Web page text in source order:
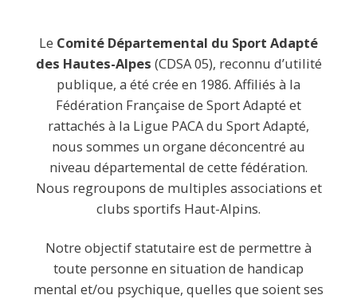
Le Comité Départemental du Sport Adapté
des Hautes-Alpes (CDSA 05), reconnu d’utilité
publique, a été crée en 1986. Affiliés à la
Fédération Française de Sport Adapté et
rattachés à la Ligue PACA du Sport Adapté,
nous sommes un organe déconcentré au
niveau départemental de cette fédération.
Nous regroupons de multiples associations et
clubs sportifs Haut-Alpins.
Notre objectif statutaire est de permettre à
toute personne en situation de handicap
mental et/ou psychique, quelles que soient ses